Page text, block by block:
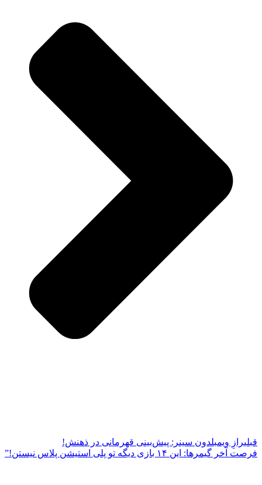
قبلیرازِ ویمبلدون سینر: پیش‌بینی قهرمانی در ذهنش!
فرصت آخر گیمرها: این ۱۴ بازی دیگه تو پلی استیشن پلاس نیستن!”